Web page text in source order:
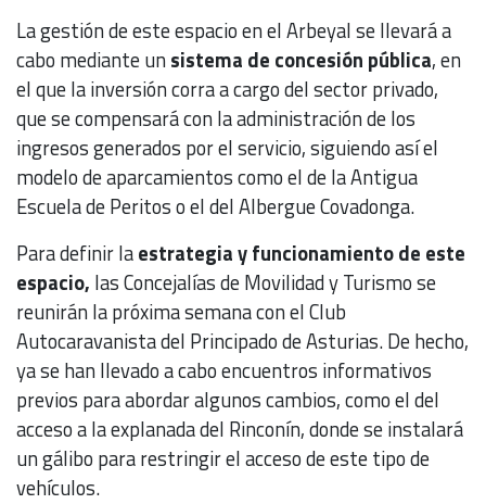
La gestión de este espacio en el Arbeyal se llevará a
cabo mediante unsistema de concesión pública, en
el que la inversión corra a cargo del sector privado,
que se compensará con la administración de los
ingresos generados por el servicio, siguiendo así el
modelo de aparcamientos como el de la Antigua
Escuela de Peritos o el del Albergue Covadonga.
Para definir laestrategia y funcionamiento de este
espacio, las Concejalías de Movilidad y Turismo se
reunirán la próxima semana con el Club
Autocaravanista del Principado de Asturias. De hecho,
ya se han llevado a cabo encuentros informativos
previos para abordar algunos cambios, como el del
acceso a la explanada del Rinconín, donde se instalará
un gálibo para restringir el acceso de este tipo de
vehículos.